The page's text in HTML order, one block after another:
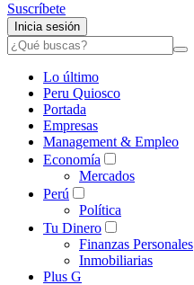
Suscríbete
Inicia sesión
Lo último
Peru Quiosco
Portada
Empresas
Management & Empleo
Economía
Mercados
Perú
Política
Tu Dinero
Finanzas Personales
Inmobiliarias
Plus G